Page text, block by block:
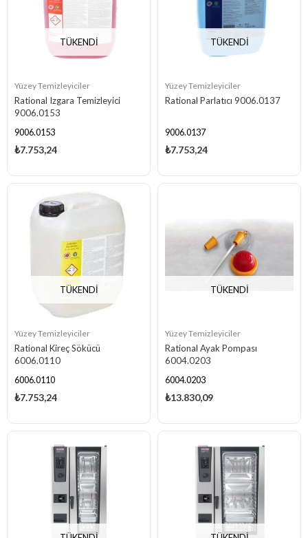
TÜKENDI
Yüzey Temizleyiciler
Rational Izgara Temizleyici
9006.0153
9006.0153
₺7.753,24
TÜKENDI
Yüzey Temizleyiciler
Rational Parlatıcı 9006.0137
9006.0137
₺7.753,24
TÜKENDI
Yüzey Temizleyiciler
Rational Kireç Sökücü
6006.0110
6006.0110
₺7.753,24
TÜKENDI
Yüzey Temizleyiciler
Rational Ayak Pompası
6004.0203
6004.0203
₺13.830,09